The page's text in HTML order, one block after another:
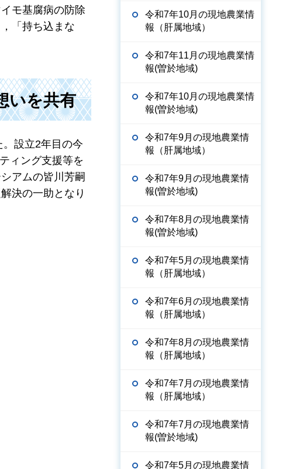
モ基腐病の防除
「持ち込まな
いを共有
設立2年目の今
ィング支援等を
アムの皆川芳嗣
決の一助となり
令和7年10月の現地農業情
報（肝属地域）
令和7年11月の現地農業情
報(曽於地域)
令和7年10月の現地農業情
報(曽於地域)
令和7年9月の現地農業情
報（肝属地域）
令和7年9月の現地農業情
報(曽於地域)
令和7年8月の現地農業情
報(曽於地域)
令和7年5月の現地農業情
報（肝属地域）
令和7年6月の現地農業情
報（肝属地域）
令和7年8月の現地農業情
報（肝属地域）
令和7年7月の現地農業情
報（肝属地域）
令和7年7月の現地農業情
報(曽於地域)
令和7年5月の現地農業情